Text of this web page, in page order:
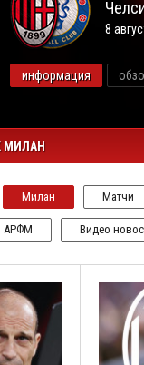
8
информация
МИЛАН
Милан Матчи
АРФМ Видео